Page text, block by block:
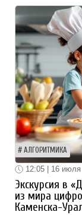
АЛГОРИТМИКА
12:05 | 16 июля
Экскурсия в
из мира
Каменска-